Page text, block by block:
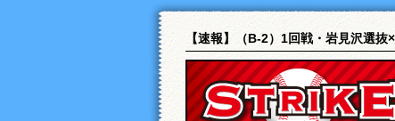
【速報】（B-2）1回戦・岩見沢選